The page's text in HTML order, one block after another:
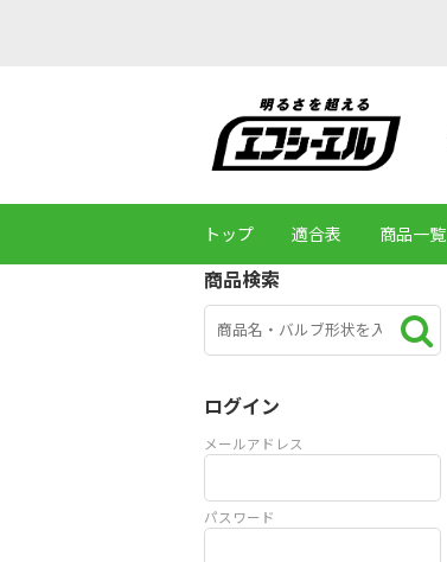
トップ 適合表 商品一覧
商品検索
ログイン
メールアドレス
パスワード